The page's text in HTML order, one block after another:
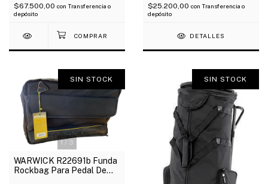
$67.500,00 con Transferencia o
depósito
$25.200,00 con Transferencia o
depósito
DETALLES
1 / 3
SIN STOCK
WARWICK R22691b Funda
Rockbag Para Pedal De
SIN STOCK